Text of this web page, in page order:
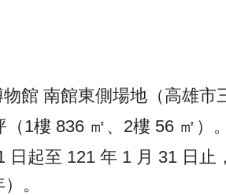
館 南館東側場地（高雄市
1樓 836 ㎡、2樓 56 ㎡）。
日起至 121 年 1 月 31 日止
。